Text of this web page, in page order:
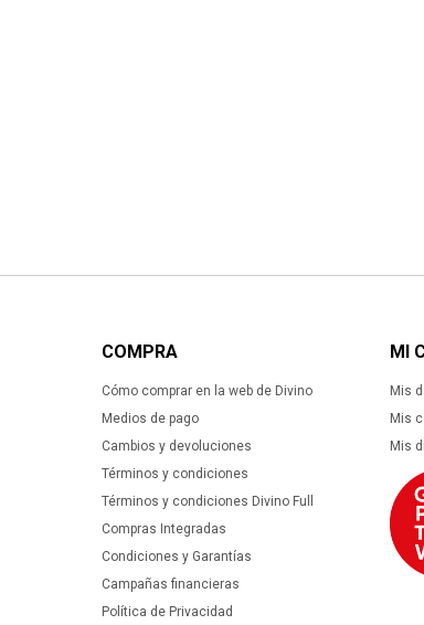
COMPRA
Cómo comprar en la web de Divino
Medios de pago
Cambios y devoluciones
Términos y condiciones
Términos y condiciones Divino Full
Compras Integradas
Condiciones y Garantías
Campañas financieras
Política de Privacidad
MI
Mis
Mis
Mis